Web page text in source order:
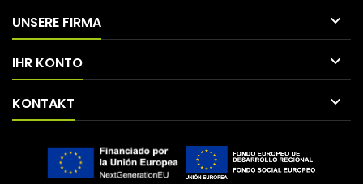
UNSERE FIRMA 
IHR KONTO 
KONTAKT 